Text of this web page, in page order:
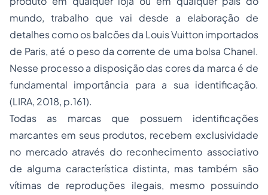
mundo, trabalho que vai desde a elaboração de
detalhes como os balcões da Louis Vuitton importados
de Paris, até o peso da corrente de uma bolsa Chanel.
Nesse processo a disposição das cores da marca é de
fundamental importância para a sua identificação.
(LIRA, 2018, p.161).
Todas as marcas que possuem identificações
marcantes em seus produtos, recebem exclusividade
no mercado através do reconhecimento associativo
de alguma característica distinta, mas também são
vítimas de reproduções ilegais, mesmo possuindo